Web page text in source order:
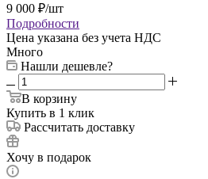
9 000 ₽/шт
Подробности
Цена указана без учета НДС
Много
Нашли дешевле?
В корзину
Купить в 1 клик
Рассчитать доставку
Хочу в подарок